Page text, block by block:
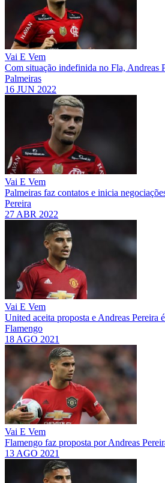
Vai E Vem
Com situação indefinida no Fla, Andreas
Palmeiras
16 JUN 2022
Vai E Vem
Palmeiras faz contatos e inicia
Pereira
27 ABR 2022
Vai E Vem
United aceita proposta e Andreas Pereira
Flamengo
18 AGO 2021
Vai E Vem
Flamengo faz proposta por Andreas
13 AGO 2021